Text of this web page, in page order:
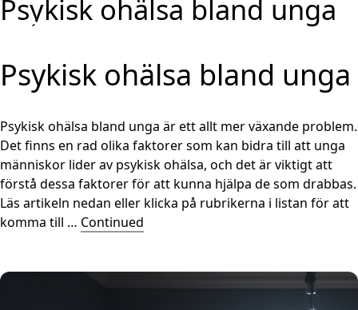
Hoppa till innehåll
Psykisk ohälsa bland unga
Psykisk ohälsa bland unga
Psykisk ohälsa bland unga är ett allt mer växande problem.
Det finns en rad olika faktorer som kan bidra till att unga
människor lider av psykisk ohälsa, och det är viktigt att
förstå dessa faktorer för att kunna hjälpa de som drabbas.
Läs artikeln nedan eller klicka på rubrikerna i listan för att
komma till … Continued